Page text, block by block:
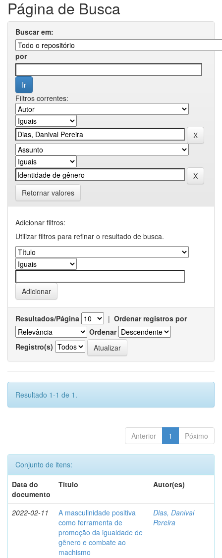
Página de Busca
Buscar em:
por
Filtros correntes:
Retornar valores
Adicionar filtros:
Utilizar filtros para refinar o resultado de busca.
Resultados/Página | Ordenar registros por
Ordenar
Registro(s)
Resultado 1-1 de 1.
Anterior 1 Póximo
Conjunto de itens:
Data do
documento
Título Autor(es)
2022-02-11
A masculinidade positiva
como ferramenta de
promoção da igualdade de
gênero e combate ao
machismo
Dias, Danival
Pereira